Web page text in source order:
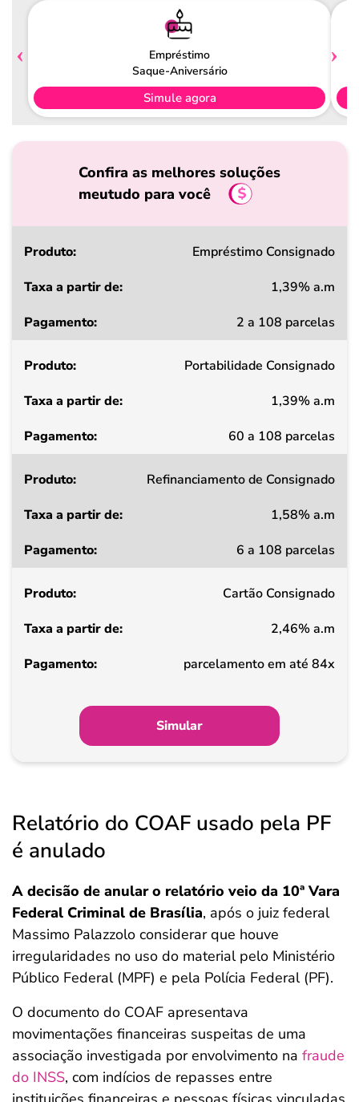
Empréstimo
Saque-Aniversário
Simule agora
Confira as melhores soluções
meutudo para você
Produto
a
de
Pagamento
Empréstimo Consignado
1,39% a.m
2 a 108 parcelas
Portabilidade Consignado
1,39% a.m
60 a 108 parcelas
Refinanciamento de Consignado
1,58% a.m
6 a 108 parcelas
Cartão Consignado
2,46% a.m
parcelamento em até 84x
Simular
Relatório do COAF usado pela PF
é anulado
A decisão de anular o relatório veio da 10ª Vara
Federal Criminal de Brasília, após o juiz federal
Massimo Palazzolo considerar que houve
irregularidades no uso do material pelo Ministério
Público Federal (MPF) e pela Polícia Federal (PF).
O documento do COAF apresentava
movimentações financeiras suspeitas de uma
associação investigada por envolvimento na fraude
do INSS, com indícios de repasses entre